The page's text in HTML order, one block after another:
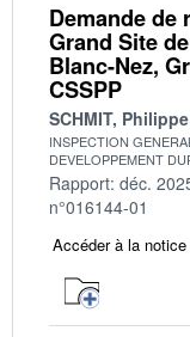
Demande de
Grand Site
Blanc-Nez,
CSSPP
SCHMIT, Philippe
INSPECTION
DEVELOPPEMENT
Rapport: déc.
n°016144-01
Accéder à la notice